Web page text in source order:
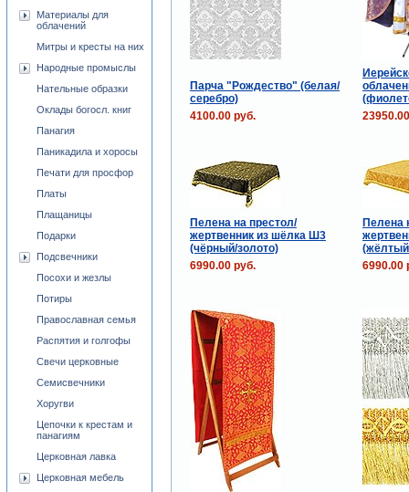
Парча "Рождество" (белая/
серебро)
4100.00 руб.
Пелена на престол/
жертвенник из шёлка Ш3
(чёрный/золото)
Пелена
6990.00 руб.
6990.00
Материалы для
облачений
Митры и кресты на них
Народные промыслы
Нательные образки
Оклады богосл. книг
Панагия
Паникадила и хоросы
Печати для просфор
Платы
Плащаницы
Подарки
Подсвечники
Посохи и жезлы
Потиры
Православная семья
Распятия и голгофы
Свечи церковные
Семисвечники
Хоругви
Цепочки к крестам и
панагиям
Церковная лавка
Церковная мебель